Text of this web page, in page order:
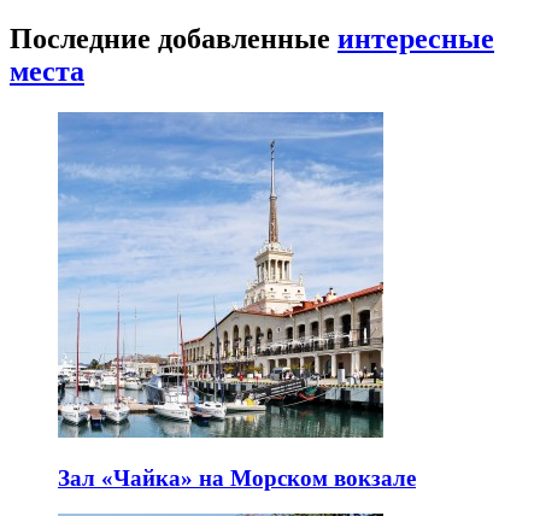
Последние добавленные интересные
места
Зал «Чайка» на Морском вокзале